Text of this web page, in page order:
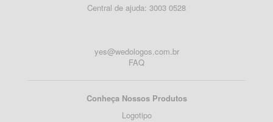
Central de ajuda: 3003 0528
yes@wedologos.com.br
FAQ
Conheça Nossos Produtos
Logotipo